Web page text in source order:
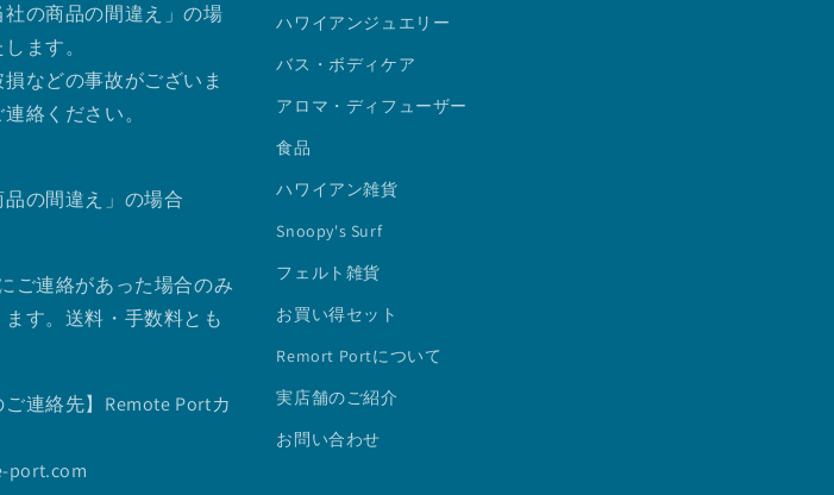
の商品の間違え」の場
ます。
などの事故がございま
絡ください。
品の間違え」の場合
ご連絡があった場合のみ
す。送料・手数料とも
ご連絡先】Remote Portカ
port.com
ハワイアンジュエリー
バス・ボディケア
アロマ・ディフューザー
食品
ハワイアン雑貨
Snoopy's Surf
フェルト雑貨
お買い得セット
Remort Portについて
実店舗のご紹介
お問い合わせ